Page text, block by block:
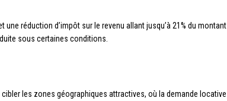
réduction d’impôt sur le revenu allant jusqu’à 21% du montant
sous certaines conditions.
les zones géographiques attractives, où la demande locative